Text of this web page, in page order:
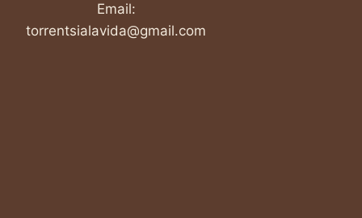
Email:
torrentsialavida@gmail.com